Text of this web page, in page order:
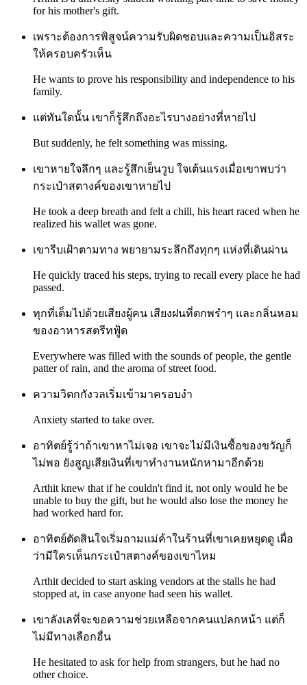
for his mother's gift.
เพราะต้องการพิสูจน์ความรับผิดชอบและความเป็นอิสระ
ให้ครอบครัวเห็น
He wants to prove his responsibility and independence to his
family.
แต่ทันใดนั้น เขาก็รู้สึกถึงอะไรบางอย่างที่หายไป
But suddenly, he felt something was missing.
เขาหายใจลึกๆ และรู้สึกเย็นวูบ ใจเต้นแรงเมื่อเขาพบว่า
กระเป๋าสตางค์ของเขาหายไป
He took a deep breath and felt a chill, his heart raced when he
realized his wallet was gone.
เขารีบเฝ้าตามทาง พยายามระลึกถึงทุกๆ แห่งที่เดินผ่าน
He quickly traced his steps, trying to recall every place he had
passed.
ทุกที่เต็มไปด้วยเสียงผู้คน เสียงฝนที่ตกพรำๆ และกลิ่นหอม
ของอาหารสตรีทฟู้ด
Everywhere was filled with the sounds of people, the gentle
patter of rain, and the aroma of street food.
ความวิตกกังวลเริ่มเข้ามาครอบงำ
Anxiety started to take over.
อาทิตย์รู้ว่าถ้าเขาหาไม่เจอ เขาจะไม่มีเงินซื้อของขวัญก็
ไม่พอ ยังสูญเสียเงินที่เขาทำงานหนักหามาอีกด้วย
Arthit knew that if he couldn't find it, not only would he be
unable to buy the gift, but he would also lose the money he
had worked hard for.
อาทิตย์ตัดสินใจเริ่มถามแม่ค้าในร้านที่เขาเคยหยุดดู เผื่อ
ว่ามีใครเห็นกระเป๋าสตางค์ของเขาไหม
Arthit decided to start asking vendors at the stalls he had
stopped at, in case anyone had seen his wallet.
เขาลังเลที่จะขอความช่วยเหลือจากคนแปลกหน้า แต่ก็
ไม่มีทางเลือกอื่น
He hesitated to ask for help from strangers, but he had no
other choice.